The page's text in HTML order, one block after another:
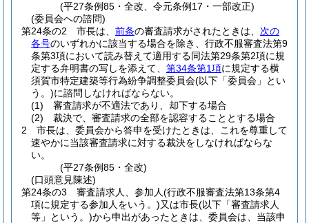
(平27条例85・全改、令元条例17・一部改正)
(委員会への諮問)
第24条の2
市長は、 前条の審査請求がされたときは、 次の
各号のいずれかに該当する場合を除き、行政不服審査法第9
条第3項において読み替えて適用する同法第29条第2項に規
定する弁明書の写しを添えて、 第34条第1項に規定する横
須賀市特定建築等行為紛争調整委員会(以下「委員会」とい
う。)に諮問しなければならない。
(1)
審査請求が不適法であり、却下する場合
(2)
裁決で、審査請求の全部を認容することとする場合
2
市長は、委員会から答申を受けたときは、これを尊重して
速やかに当該審査請求に対する裁決をしなければならな
い。
(平27条例85・全改)
(口頭意見陳述)
第24条の3
審査請求人、参加人(行政不服審査法第13条第4
項に規定する参加人をいう。)又は市長(以下「審査請求人
等」という。)から申出があったときは、委員会は、当該申